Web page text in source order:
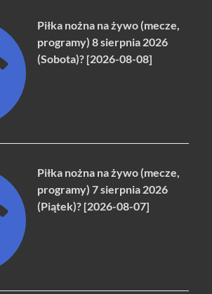
Piłka nożna na żywo (mecze,
programy) 8 sierpnia 2026
(Sobota)? [2026-08-08]
Piłka nożna na żywo (mecze,
programy) 7 sierpnia 2026
(Piątek)? [2026-08-07]